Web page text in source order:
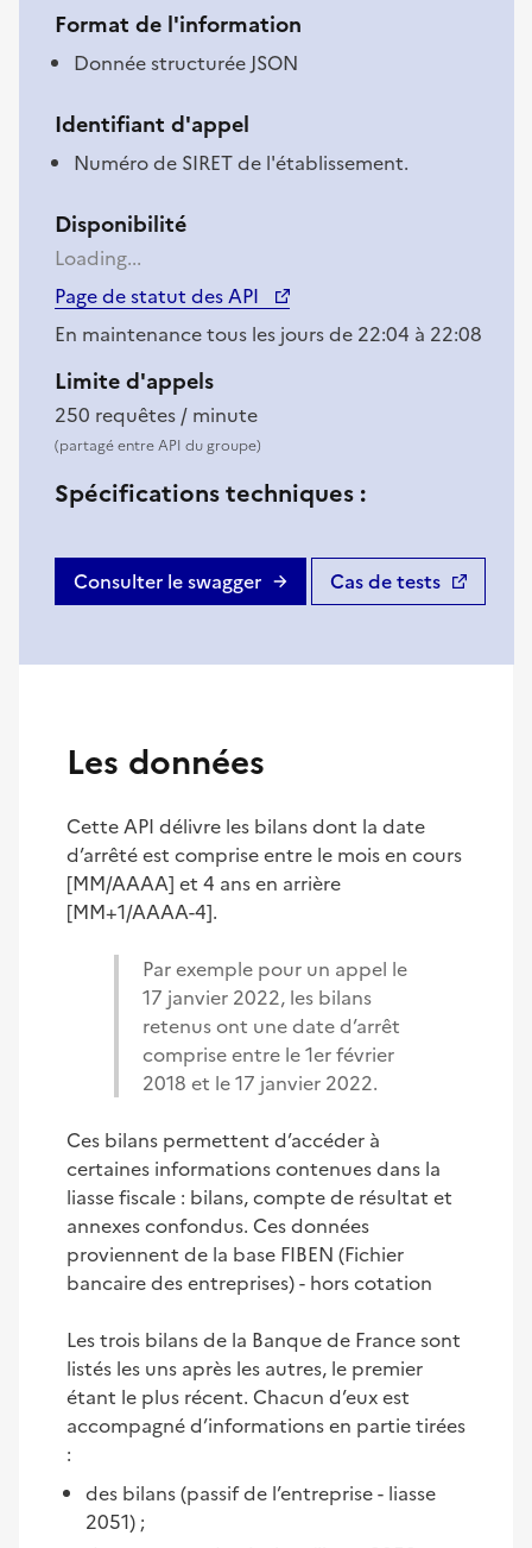
Format de l'information
Donnée structurée JSON
Identifiant d'appel
Numéro de SIRET de l'établissement.
Disponibilité
Loading...
Page de statut des API
(nouvelle fenêtre)
En maintenance tous les jours de 22:04 à 22:08
Limite d'appels
250 requêtes / minute
(partagé entre API du groupe)
Spécifications techniques :
Consulter le swagger Cas de tests
(nouvelle fenêtre)
Les données
Cette API délivre les bilans dont la date
d’arrêté est comprise entre le mois en cours
[MM/AAAA] et 4 ans en arrière
[MM+1/AAAA-4].
Par exemple pour un appel le
17 janvier 2022, les bilans
retenus ont une date d’arrêt
comprise entre le 1er février
2018 et le 17 janvier 2022.
Ces bilans permettent d’accéder à
certaines informations contenues dans la
liasse fiscale : bilans, compte de résultat et
annexes confondus. Ces données
proviennent de la base FIBEN (Fichier
bancaire des entreprises) - hors cotation
Les trois bilans de la Banque de France sont
listés les uns après les autres, le premier
étant le plus récent. Chacun d’eux est
accompagné d’informations en partie tirées
:
des bilans (passif de l’entreprise - liasse
2051) ;